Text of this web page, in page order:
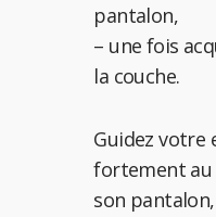
pantalon,
– une fois
la couche.
Guidez votre
fortement au
son